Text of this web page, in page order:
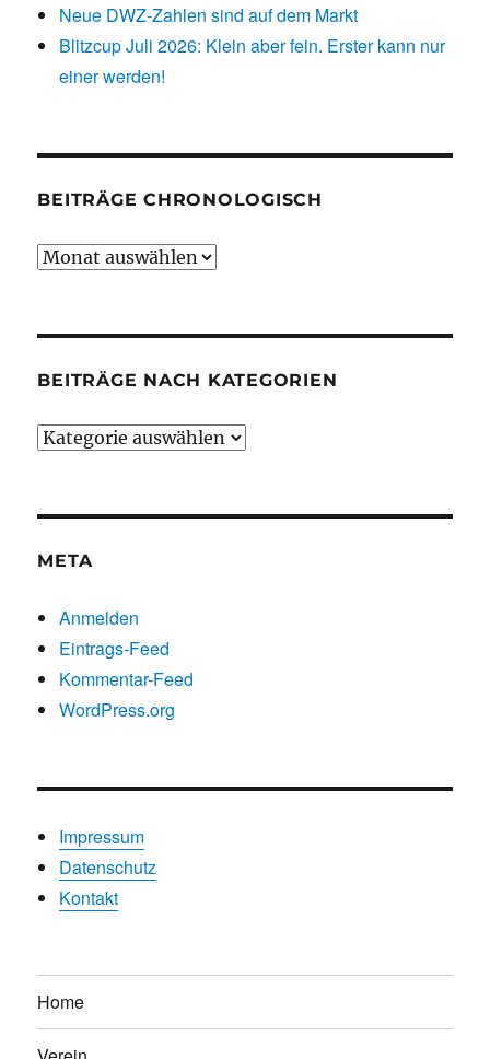
Neue DWZ-Zahlen sind auf dem Markt
Blitzcup Juli 2026: Klein aber fein. Erster kann nur
einer werden!
BEITRÄGE CHRONOLOGISCH
Beiträge
BEITRÄGE NACH KATEGORIEN
Beiträge
META
Anmelden
Eintrags-Feed
Kommentar-Feed
WordPress.org
Impressum
Datenschutz
Kontakt
Home